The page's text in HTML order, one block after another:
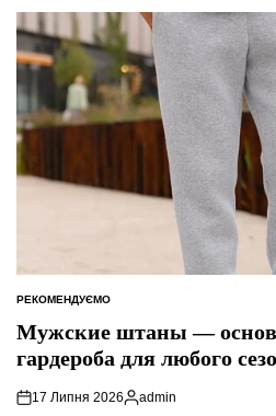
ОПУБЛІКУВАТИ
У
РЕКОМЕНДУЄМО
Мужские штаны —
гардероба для любого
17 Липня 2026
Опубліковано
admin